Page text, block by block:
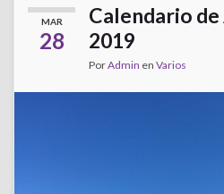
MAR
28
Calendario
2019
PorAdmin en Varios